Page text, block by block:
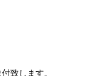
致します。